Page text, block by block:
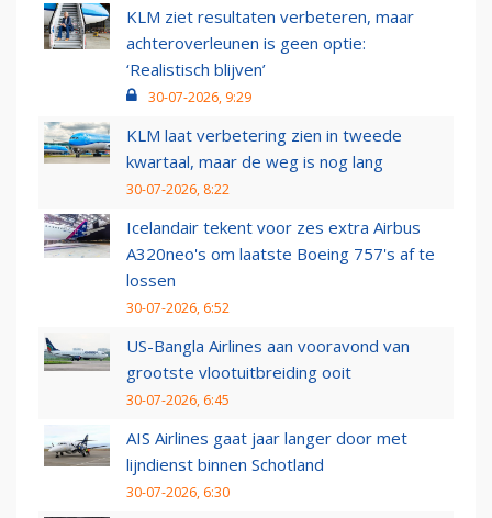
KLM ziet resultaten verbeteren, maar
achteroverleunen is geen optie:
‘Realistisch blijven’
30-07-2026, 9:29
KLM laat verbetering zien in tweede
kwartaal, maar de weg is nog lang
30-07-2026, 8:22
Icelandair tekent voor zes extra Airbus
A320neo's om laatste Boeing 757's af te
lossen
30-07-2026, 6:52
US-Bangla Airlines aan vooravond van
grootste vlootuitbreiding ooit
30-07-2026, 6:45
AIS Airlines gaat jaar langer door met
lijndienst binnen Schotland
30-07-2026, 6:30